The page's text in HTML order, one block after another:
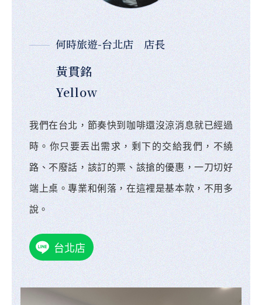
何時旅遊-台北店 店長
黃貫銘
Yellow
我們在台北，節奏快到咖啡還沒涼消息就已經過
時。你只要丟出需求，剩下的交給我們，不繞
路、不廢話，該訂的票、該搶的優惠，一刀切好
端上桌。專業和俐落，在這裡是基本款，不用多
說。
台北店